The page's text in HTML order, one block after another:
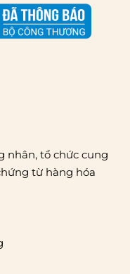
nhân, tổ chức cung
từ hàng hóa